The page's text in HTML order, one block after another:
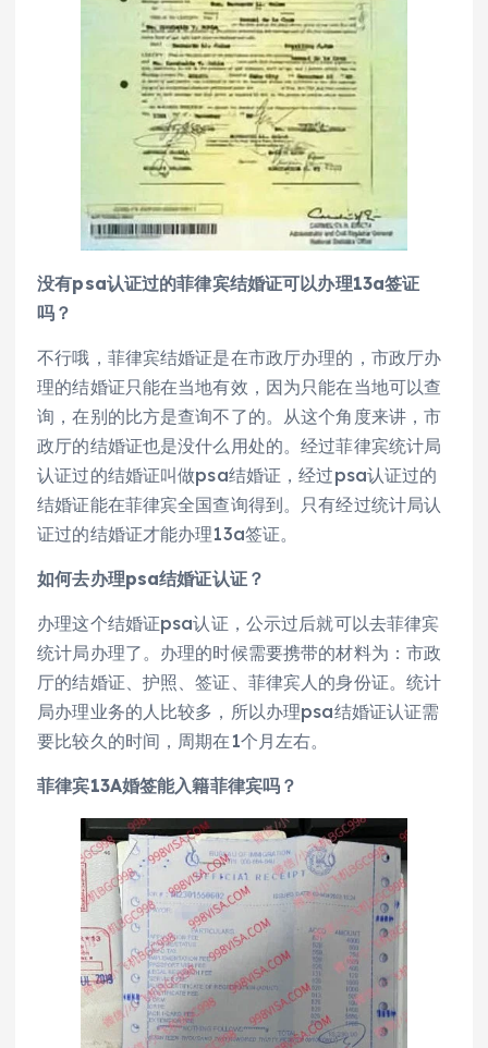
没有psa认证过的菲律宾结婚证可以办理13a签证
吗？
不行哦，菲律宾结婚证是在市政厅办理的，市政厅办
理的结婚证只能在当地有效，因为只能在当地可以查
询，在别的比方是查询不了的。从这个角度来讲，市
政厅的结婚证也是没什么用处的。经过菲律宾统计局
认证过的结婚证叫做psa结婚证，经过psa认证过的
结婚证能在菲律宾全国查询得到。只有经过统计局认
证过的结婚证才能办理13a签证。
如何去办理psa结婚证认证？
办理这个结婚证psa认证，公示过后就可以去菲律宾
统计局办理了。办理的时候需要携带的材料为：市政
厅的结婚证、护照、签证、菲律宾人的身份证。统计
局办理业务的人比较多，所以办理psa结婚证认证需
要比较久的时间，周期在1个月左右。
菲律宾13A婚签能入籍菲律宾吗？